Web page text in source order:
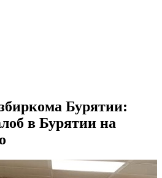
Бурятии:
в Бурятии на